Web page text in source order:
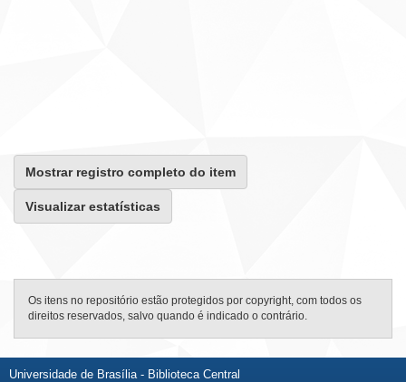
Mostrar registro completo do item
Visualizar estatísticas
Os itens no repositório estão protegidos por copyright, com todos os
direitos reservados, salvo quando é indicado o contrário.
Universidade de Brasília - Biblioteca Central